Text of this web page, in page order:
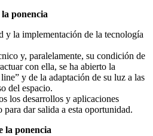
ponencia
y la implementación de la tecnología
y, paralelamente, su condición de
con ella, se ha abierto la
y de la adaptación de su luz a las
del espacio.
los desarrollos y aplicaciones
para dar salida a esta oportunidad.
la ponencia